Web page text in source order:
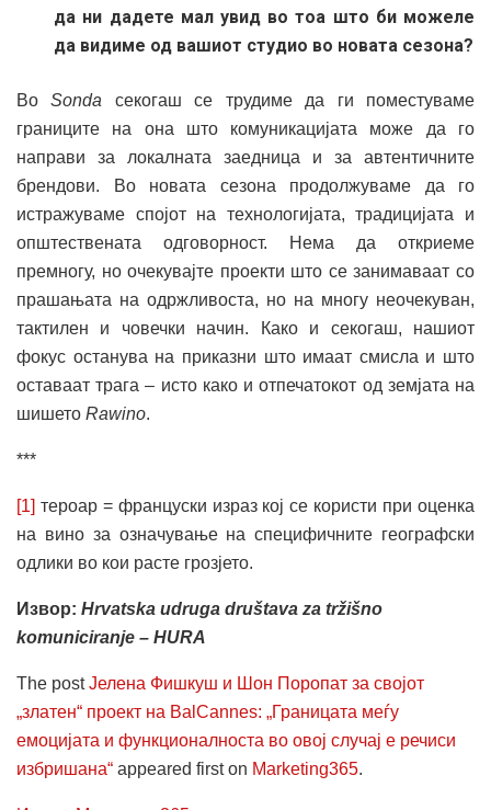
да ни дадете мал увид во тоа што би можеле
да видиме од вашиот студио во новата сезона?
ВоSonda секогаш се трудиме да ги поместуваме
границите на она што комуникацијата може да го
направи за локалната заедница и за автентичните
брендови. Во новата сезона продолжуваме да го
истражуваме спојот на технологијата, традицијата и
општествената одговорност. Нема да откриеме
премногу, но очекувајте проекти што се занимаваат со
прашањата на одржливоста, но на многу неочекуван,
тактилен и човечки начин. Како и секогаш, нашиот
фокус останува на приказни што имаат смисла и што
оставаат трага – исто како и отпечатокот од земјата на
шишето Rawino.
***
[1] тероар = француски израз кој се користи при оценка
на вино за означување на специфичните географски
одлики во кои расте грозјето.
Извор: Hrvatska udruga društava za tržišno
komuniciranje – HURA
The postЈелена Фишкуш и Шон Поропат за својот
„златен“ проект на BalCannes: „Границата меѓу
емоцијата и функционалноста во овој случај е речиси
избришана“ appeared first on Marketing365.